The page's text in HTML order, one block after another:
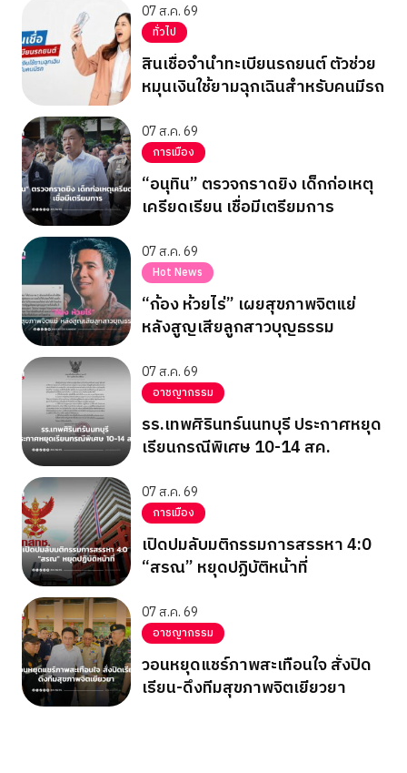
07 ส.ค. 69
ทั่วไป
สินเชื่อจำนำทะเบียนรถยนต์ ตัวช่วย
หมุนเงินใช้ยามฉุกเฉินสำหรับคนมีรถ
07 ส.ค. 69
การเมือง
“อนุทิน” ตรวจกราดยิง เด็กก่อเหตุ
เครียดเรียน เชื่อมีเตรียมการ
07 ส.ค. 69
Hot News
“ก้อง ห้วยไร่” เผยสุขภาพจิตแย่
หลังสูญเสียลูกสาวบุญธรรม
07 ส.ค. 69
อาชญากรรม
รร.เทพศิรินทร์นนทบุรี ประกาศหยุด
เรียนกรณีพิเศษ 10-14 สค.
07 ส.ค. 69
การเมือง
เปิดปมลับมติกรรมการสรรหา 4:0
“สรณ” หยุดปฏิบัติหน้าที่
07 ส.ค. 69
อาชญากรรม
วอนหยุดแชร์ภาพสะเทือนใจ สั่งปิด
เรียน-ดึงทีมสุขภาพจิตเยียวยา